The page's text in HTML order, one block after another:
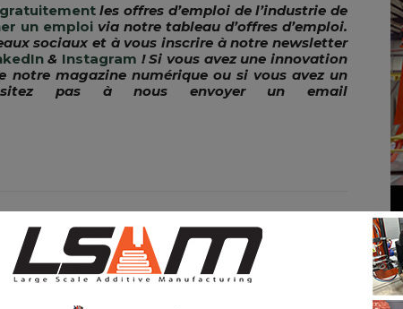
les offres d’emploi de l’industrie de
un emploivia notre tableau d’offres d’emploi.
sociaux et à vous inscrire à notre newsletter
& Instagram ! Si vous avez une innovation
notre magazine numérique ou si vous avez un
pas à nous envoyer un email